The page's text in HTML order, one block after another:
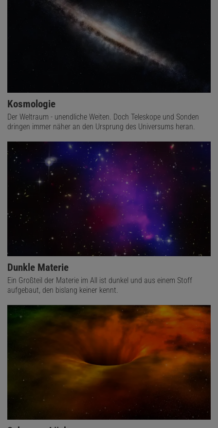
Kosmologie
Der Weltraum - unendliche Weiten. Doch Teleskope und Sonden
dringen immer näher an den Ursprung des Universums heran.
Dunkle Materie
Ein Großteil der Materie im All ist dunkel und aus einem Stoff
aufgebaut, den bislang keiner kennt.